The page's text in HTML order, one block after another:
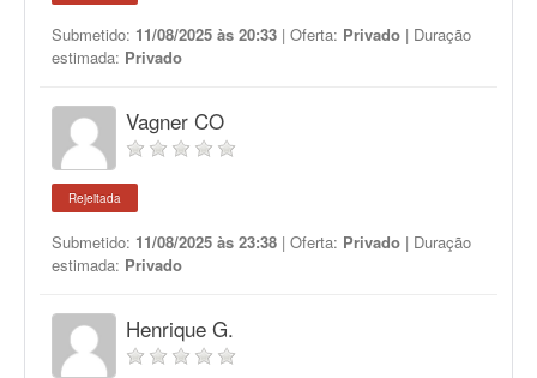
Submetido: 11/08/2025 às 20:33 | Oferta: Privado | Duração
estimada: Privado
Vagner CO
Rejeitada
Submetido: 11/08/2025 às 23:38 | Oferta: Privado | Duração
estimada: Privado
Henrique G.